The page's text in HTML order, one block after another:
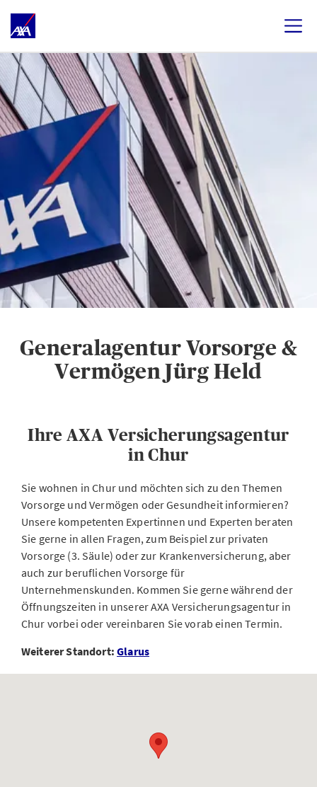
Generalagentur Vorsorge &
Vermögen Jürg Held
Ihre AXA Versicherungsagentur
in Chur
Sie wohnen in Chur und möchten sich zu den Themen
Vorsorge und Vermögen oder Gesundheit informieren?
Unsere kompetenten Expertinnen und Experten beraten
Sie gerne in allen Fragen, zum Beispiel zur privaten
Vorsorge (3. Säule) oder zur Krankenversicherung, aber
auch zur beruflichen Vorsorge für
Unternehmenskunden. Kommen Sie gerne während der
Öffnungszeiten in unserer AXA Versicherungsagentur in
Chur vorbei oder vereinbaren Sie vorab einen Termin.
Weiterer Standort:Glarus